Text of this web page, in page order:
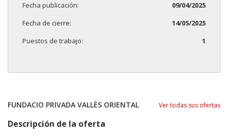
Fecha publicación:
09/04/2025
Fecha de cierre:
14/05/2025
Puestos de trabajo:
1
FUNDACIO PRIVADA VALLÈS ORIENTAL Ver todas sus ofertas
Descripción de la oferta